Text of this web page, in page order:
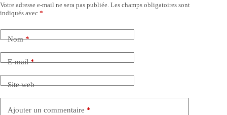
Votre adresse e-mail ne sera pas publiée. Les champs obligatoires sont
indiqués avec *
Nom*
E-mail*
Site web
Ajouter un commentaire *